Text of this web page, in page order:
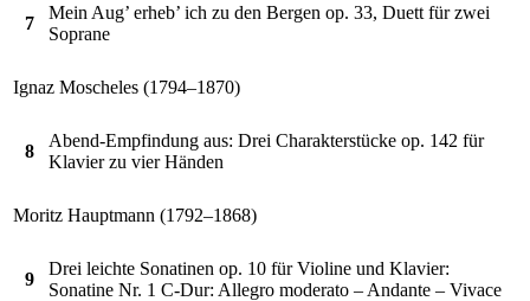
7
Mein Aug’ erheb’ ich zu den Bergen op. 33, Duett für zwei
Soprane
Ignaz Moscheles (1794–1870)
8
Abend-Empfindung aus: Drei Charakterstücke op. 142 für
Klavier zu vier Händen
Moritz Hauptmann (1792–1868)
9
Drei leichte Sonatinen op. 10 für Violine und Klavier:
Sonatine Nr. 1 C-Dur: Allegro moderato – Andante – Vivace